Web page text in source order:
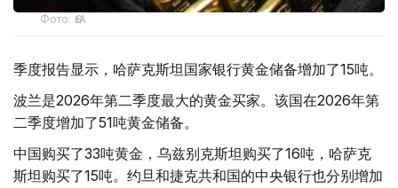
Фото: ӨзА
季度报告显示，哈萨克斯坦国家银行黄金储备增加了15吨。
波兰是2026年第二季度最大的黄金买家。该国在2026年第
二季度增加了51吨黄金储备。
中国购买了33吨黄金，乌兹别克斯坦购买了16吨，哈萨克
斯坦购买了15吨。约旦和捷克共和国的中央银行也分别增加